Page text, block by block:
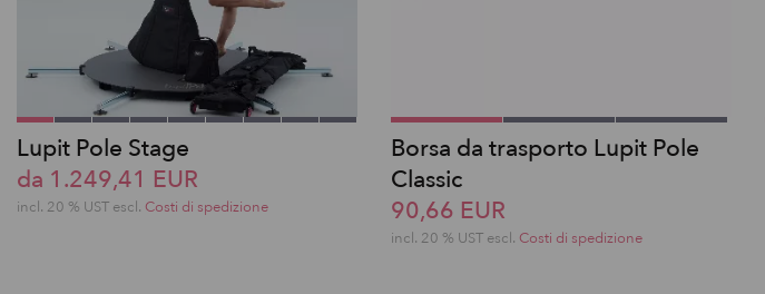
Lupit Pole Stage
da 1.249,41 EUR
incl. 20 % UST escl. Costi di spedizione
Borsa da trasporto Lupit Pole
Classic
90,66 EUR
incl. 20 % UST escl. Costi di spedizione